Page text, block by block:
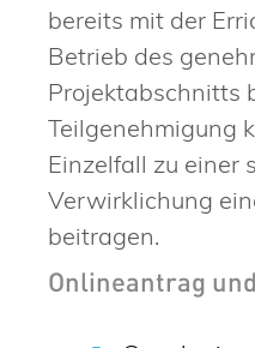
bereits mit der
Betrieb des
Projektabschnitts
Teilgenehmigung
Einzelfall zu einer
Verwirklichung
beitragen.
Onlineantrag